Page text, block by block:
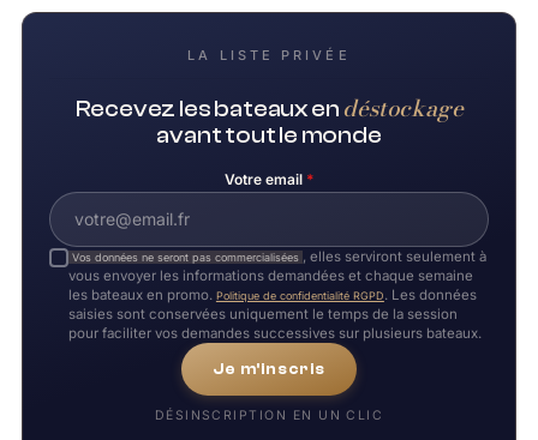
LA LISTE PRIVÉE
Recevez les bateaux en déstockage
avant tout le monde
Votre email *
Vos données ne seront pas commercialisées , elles serviront seulement à
vous envoyer les informations demandées et chaque semaine
les bateaux en promo. Politique de confidentialité RGPD. Les données
saisies sont conservées uniquement le temps de la session
pour faciliter vos demandes successives sur plusieurs bateaux.
Je m'inscris
DÉSINSCRIPTION EN UN CLIC